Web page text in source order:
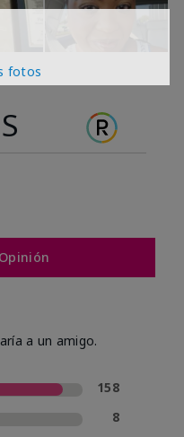
fotos
a un amigo.
158
8